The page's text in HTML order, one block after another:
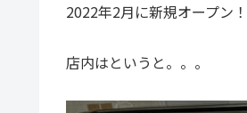
2022年2月に新規オープン！
店内はというと。。。